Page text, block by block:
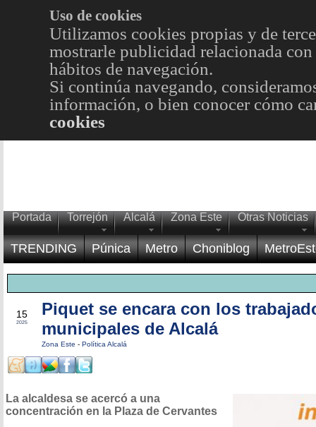
Uso de cookies
Utilizamos cookies propias y de
mostrarle publicidad relacionada
hábitos de navegación.
Si continúa navegando,
información, o bien conocer cómo
cookies
Portada Torrejón Alcalá Zona Este Otras Noticias
TRENDING Púnica Metro Choniblog
15
2025
Piquet se encara con los
municipales de Alcalá
Zona Este - Política Alcalá
La alcaldesa se acercó a una
concentración en la Plaza de Cervantes